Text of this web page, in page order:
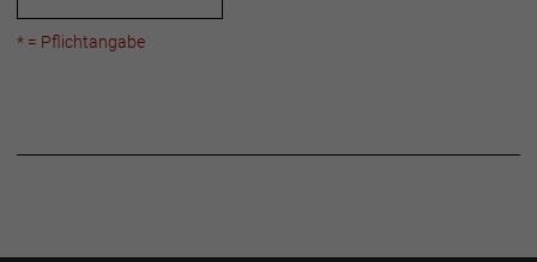
* = Pflichtangabe